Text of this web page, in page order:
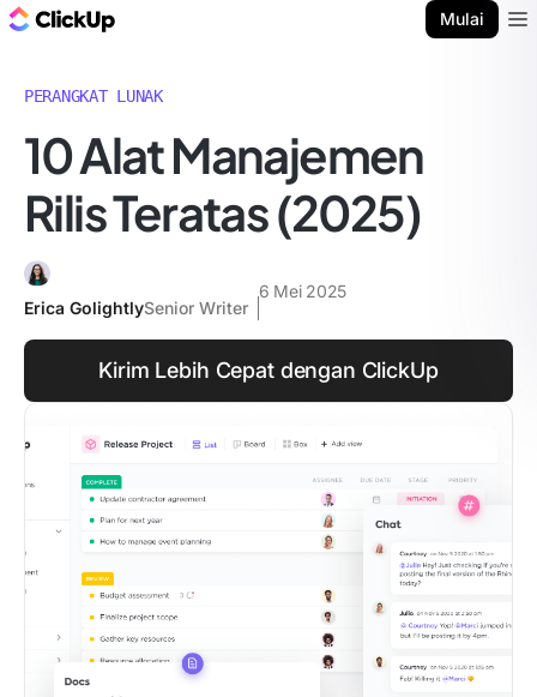
Mulai
PERANGKAT LUNAK
10 Alat Manajemen
Rilis Teratas (2025)
Erica GolightlySenior Writer
6 Mei 2025
Kirim Lebih Cepat dengan ClickUp